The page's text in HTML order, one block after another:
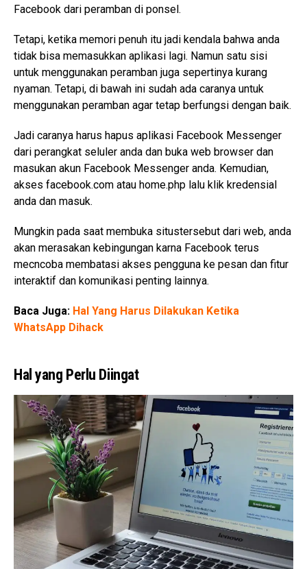
Facebook dari peramban di ponsel.
Tetapi, ketika memori penuh itu jadi kendala bahwa anda
tidak bisa memasukkan aplikasi lagi. Namun satu sisi
untuk menggunakan peramban juga sepertinya kurang
nyaman. Tetapi, di bawah ini sudah ada caranya untuk
menggunakan peramban agar tetap berfungsi dengan baik.
Jadi caranya harus hapus aplikasi Facebook Messenger
dari perangkat seluler anda dan buka web browser dan
masukan akun Facebook Messenger anda. Kemudian,
akses facebook.com atau home.php lalu klik kredensial
anda dan masuk.
Mungkin pada saat membuka situstersebut dari web, anda
akan merasakan kebingungan karna Facebook terus
mecncoba membatasi akses pengguna ke pesan dan fitur
interaktif dan komunikasi penting lainnya.
Baca Juga: Hal Yang Harus Dilakukan Ketika
WhatsApp Dihack
Hal yang Perlu Diingat